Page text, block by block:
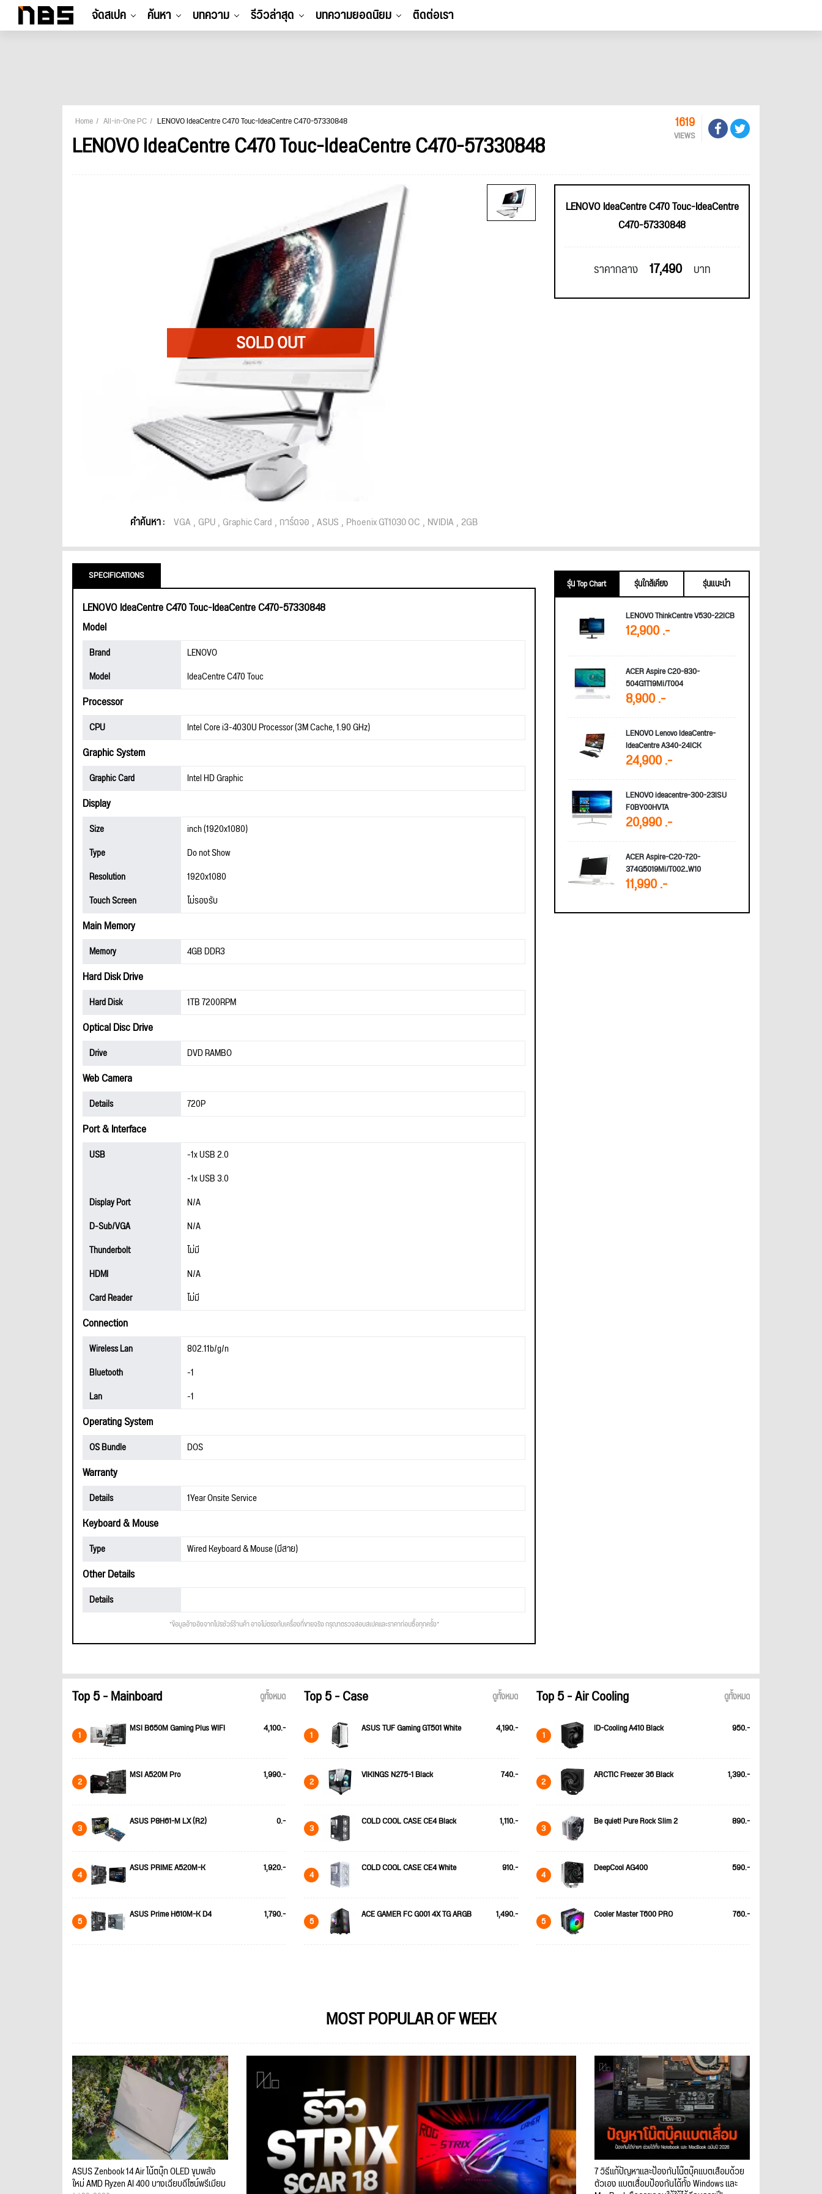
จัดสเปค ค้นหา บทความ รีวิวล่าสุด บทความยอดนิยม ติดต่อเรา
Home All-in-One PC LENOVO IdeaCentre C470 Touc-IdeaCentre C470-57330848
LENOVO IdeaCentre C470 Touc-IdeaCentre C470-57330848
1619
VIEWS
คำค้นหา : VGA GPU Graphic Card การ์ดจอ ASUS Phoenix GT1030 OC NVIDIA 2GB
LENOVO IdeaCentre C470 Touc-IdeaCentre
C470-57330848
ราคากลาง 17,490 บาท
SPECIFICATIONS
LENOVO IdeaCentre C470 Touc-IdeaCentre C470-57330848
Model
Brand
LENOVO
Model
IdeaCentre C470 Touc
Processor
CPU Intel Core i3-4030U Processor (3M Cache, 1.90 GHz)
Graphic System
Graphic Card Intel HD Graphic
Display
Size
inch (1920x1080)
Type
Do not Show
Resolution
1920x1080
Touch Screen
ไม่รองรับ
Main Memory
Memory 4GB DDR3
Hard Disk Drive
Hard Disk 1TB 7200RPM
Optical Disc Drive
Drive DVD RAMBO
Web Camera
Details 720P
Port & Interface
USB
-1x USB 2.0
-1x USB 3.0
Display Port
N/A
D-Sub/VGA
N/A
Thunderbolt
ไม่มี
HDMI
N/A
Card Reader
ไม่มี
Connection
Wireless Lan
802.11b/g/n
Bluetooth
-1
Lan
-1
Operating System
OS Bundle DOS
Warranty
Details 1Year Onsite Service
Keyboard & Mouse
Type Wired Keyboard & Mouse (มีสาย)
Other Details
Details
*ข้อมูลอ้างอิงจากโปรชัวร์ร้านค้า อาจไม่ตรงกับเครื่องที่ขายจริง กรุณาตรวจสอบสเปคและราคาก่อนซื้อทุกครั้ง*
รุ่น Top Chart รุ่นใกล้เคียง
รุ่นแนะนำ
LENOVO ThinkCentre V530-22ICB
12,900 .-
ACER Aspire C20-830-
504G1T19Mi/T004
8,900 .-
LENOVO Lenovo IdeaCentre-
IdeaCentre A340-24ICK
24,900 .-
LENOVO ideacentre-300-23ISU
F0BY00HVTA
20,990 .-
ACER Aspire-C20-720-
374G5019Mi/T002_W10
11,990 .-
Top 5 - Mainboard ดูทั้งหมด
1 MSI B650M Gaming Plus WIFI 4,100.-
2 MSI A520M Pro 1,990.-
3 ASUS P8H61-M LX (R2) 0.-
4 ASUS PRIME A520M-K 1,920.-
5 ASUS Prime H610M-K D4 1,790.-
Top 5 - Case ดูทั้งหมด
1 ASUS TUF Gaming GT501 White 4,190.-
2 VIKINGS N275-1 Black 740.-
3 COLD COOL CASE CE4 Black 1,110.-
4 COLD COOL CASE CE4 White 910.-
5 ACE GAMER FC G001 4X TG ARGB 1,490.-
Top 5 - Air Cooling ดูทั้งหมด
1 ID-Cooling A410 Black 950.-
2 ARCTIC Freezer 36 Black 1,390.-
3 Be quiet! Pure Rock Slim 2 890.-
4 DeepCool AG400 590.-
5 Cooler Master T600 PRO 760.-
MOST POPULAR OF WEEK
ASUS Zenbook 14 Air โน้ตบุ๊ก OLED ขุมพลัง
ใหม่ AMD Ryzen AI 400 บางเฉียบดีไซน์พรีเมียม
7 วิธีแก้ปัญหาและป้องกันโน๊ตบุ๊คแบตเสื่อมด้วย
ตัวเอง แบตเสื่อมป้องกันได้ทั้ง Windows และ